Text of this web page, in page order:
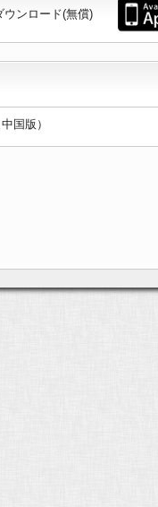
ンロード(無償)
国版）